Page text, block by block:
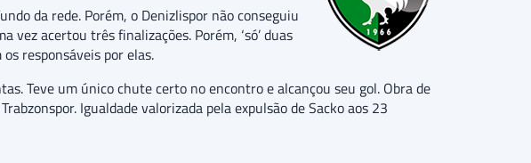
da rede. Porém, o Denizlispor não conseguiu
acertou três finalizações. Porém, ‘só’ duas
responsáveis por elas.
Teve um único chute certo no encontro e alcançou seu gol. Obra de
Igualdade valorizada pela expulsão de Sacko aos 23